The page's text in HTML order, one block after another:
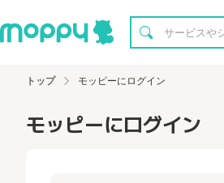
トップ モッピーにログイン
モッピーにログイン